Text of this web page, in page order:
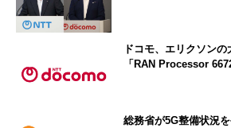
ドコモ、エリクソン
「RAN Processor
総務省が5G整備状況